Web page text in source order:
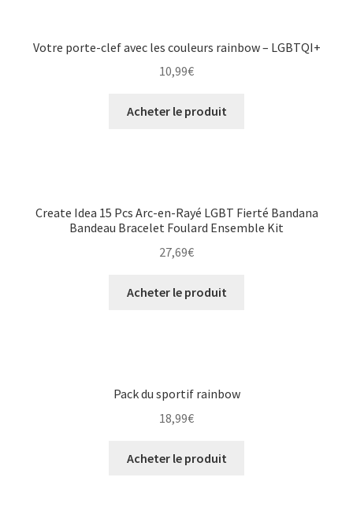
Votre porte-clef avec les couleurs rainbow – LGBTQI+
10,99€
Acheter le produit
Create Idea 15 Pcs Arc-en-Rayé LGBT Fierté Bandana
Bandeau Bracelet Foulard Ensemble Kit
27,69€
Acheter le produit
Pack du sportif rainbow
18,99€
Acheter le produit